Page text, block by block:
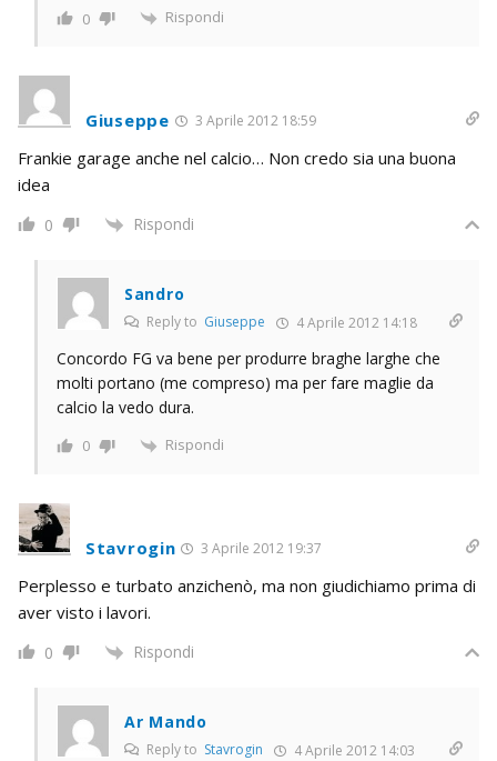
0 Rispondi
Giuseppe 3 Aprile 2012 18:59
Frankie garage anche nel calcio… Non credo sia una buona
idea
0 Rispondi
Sandro
Reply to Giuseppe 4 Aprile 2012 14:18
Concordo FG va bene per produrre braghe larghe che
molti portano (me compreso) ma per fare maglie da
calcio la vedo dura.
0 Rispondi
Stavrogin 3 Aprile 2012 19:37
Perplesso e turbato anzichenò, ma non giudichiamo prima di
aver visto i lavori.
0 Rispondi
Ar Mando
Reply to Stavrogin 4 Aprile 2012 14:03